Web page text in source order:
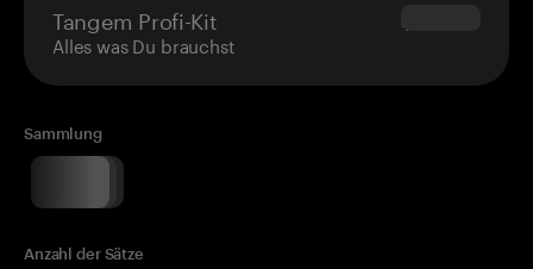
Tangem Profi-Kit
Alles was Du brauchst
$180.00
Sammlung
Anzahl der Sätze